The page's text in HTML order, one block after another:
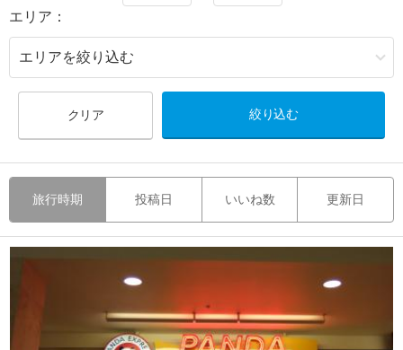
エリア：
クリア
旅行時期 投稿日 いいね数 更新日